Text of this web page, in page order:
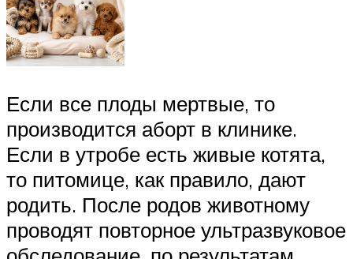
Если все плоды мертвые, то
производится аборт в клинике.
Если в утробе есть живые котята,
то питомице, как правило, дают
родить. После родов животному
проводят повторное ультразвуковое